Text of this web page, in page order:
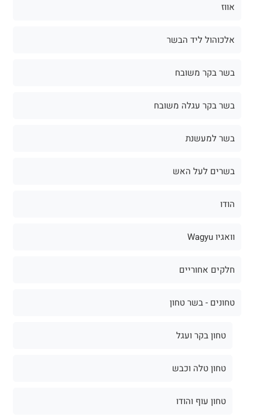
אווז
אלכוהול ליד הבשר
בשר בקר משובח
בשר בקר עגלה משובח
בשר למעשנת
בשרים לעל האש
הודו
וואגיו Wagyu
חלקים אחוריים
טחונים - בשר טחון
טחון בקר ועגל
טחון טלה וכבש
טחון עוף והודו